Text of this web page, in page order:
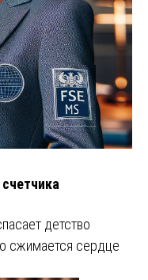
детство
сжимается сердце